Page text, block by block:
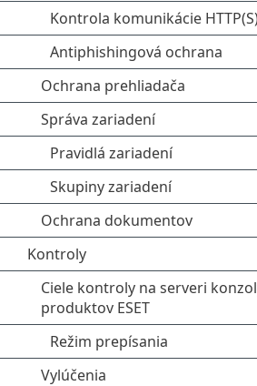
Kontrola komunikácie
Antiphishingová ochrana
Ochrana prehliadača
Správa zariadení
Pravidlá zariadení
Skupiny zariadení
Ochrana dokumentov
Kontroly
Ciele kontroly na serveri
produktov ESET
Režim prepísania
Vylúčenia